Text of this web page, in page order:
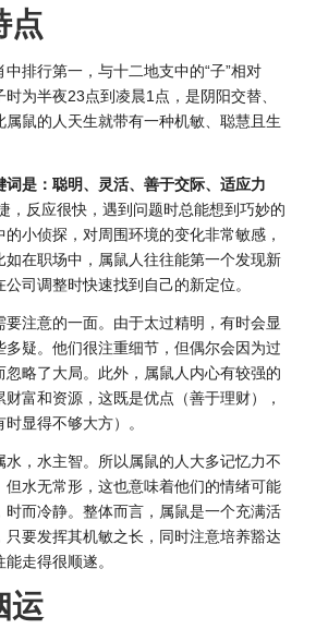
点
排行第一，与十二地支中的“子”相对
为半夜23点到凌晨1点，是阴阳交替、
属鼠的人天生就带有一种机敏、聪慧且生
词是：聪明、灵活、善于交际、适应力
，反应很快，遇到问题时总能想到巧妙的
小侦探，对周围环境的变化非常敏感，
如在职场中，属鼠人往往能第一个发现新
司调整时快速找到自己的新定位。
注意的一面。由于太过精明，有时会显
多疑。他们很注重细节，但偶尔会因为过
忽略了大局。此外，属鼠人内心有较强的
富和资源，这既是优点（善于理财），
显得不够大方）。
水，水主智。所以属鼠的人大多记忆力不
但水无常形，这也意味着他们的情绪可能
时而冷静。整体而言，属鼠是一个充满活
只要发挥其机敏之长，同时注意培养豁达
走得很顺遂。
运